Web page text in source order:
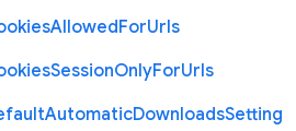
AllowedForUrls
SessionOnlyForUrls
AutomaticDownloadsSetting